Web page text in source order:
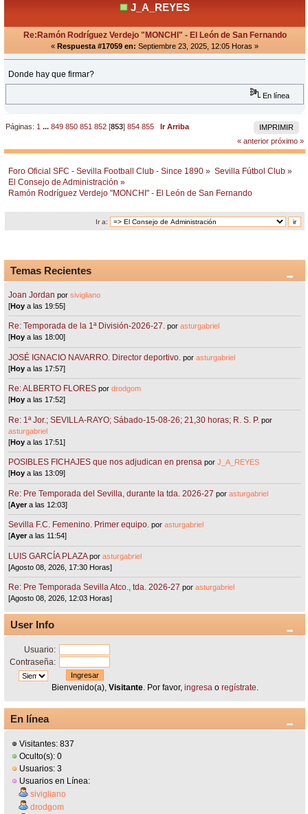
J_A_REYES
Re:Ramón Rodríguez Verdejo "MONCHI" - El León de San Fernando
« Respuesta #17059 en: Septiembre 23, 2025, 12:05 Horas »
Donde hay que firmar?
En línea
IMPRIMIR
Páginas: 1 ...849 850 851 852 [853]854 855
Ir Arriba
« anterior próximo »
Foro Oficial SFC - Sevilla Football Club - Since 1890 » Sevilla Fútbol Club »
El Consejo de Administración »
Ramón Rodríguez Verdejo "MONCHI" - El León de San Fernando
Ir a:
Temas Recientes
Joan Jordan porsivigliano
[Hoy a las 19:55]
Re: Temporada de la 1ª División-2026-27. porasturgabriel
[Hoy a las 18:00]
JOSÉ IGNACIO NAVARRO. Director deportivo. porasturgabriel
[Hoy a las 17:57]
Re: ALBERTO FLORES pordrodgom
[Hoy a las 17:52]
Re: 1ª Jor.; SEVILLA-RAYO; Sábado-15-08-26; 21,30 horas; R. S. P. por
asturgabriel
[Hoy a las 17:51]
POSIBLES FICHAJES que nos adjudican en prensa porJ_A_REYES
[Hoy a las 13:09]
Re: Pre Temporada del Sevilla, durante la tda. 2026-27 porasturgabriel
[Ayera las 12:03]
Sevilla F.C. Femenino. Primer equipo. porasturgabriel
[Ayera las 11:54]
LUIS GARCÍA PLAZA porasturgabriel
[Agosto 08, 2026, 17:30 Horas]
Re: Pre Temporada Sevilla Atco., tda. 2026-27 porasturgabriel
[Agosto 08, 2026, 12:03 Horas]
User Info
Usuario:
Contraseña:
Bienvenido(a), Visitante. Por favor, ingresao regístrate.
En línea
Visitantes: 837
Oculto(s): 0
Usuarios: 3
Usuarios en Línea:
sivigliano
drodgom